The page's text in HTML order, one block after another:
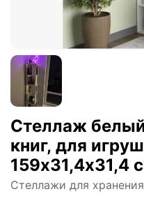
Стеллаж
книг, для
159х31,4х31,4
Стеллажи для хранения